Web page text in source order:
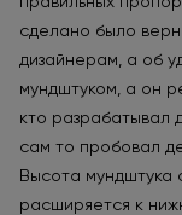
сделано было
дизайнерам, а об
мундштуком, а он
кто разрабатывал
сам то пробовал
Высота мундштука
расширяется к